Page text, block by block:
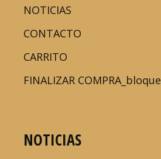
NOTICIAS
CONTACTO
CARRITO
FINALIZAR COMPRA_bloque
NOTICIAS